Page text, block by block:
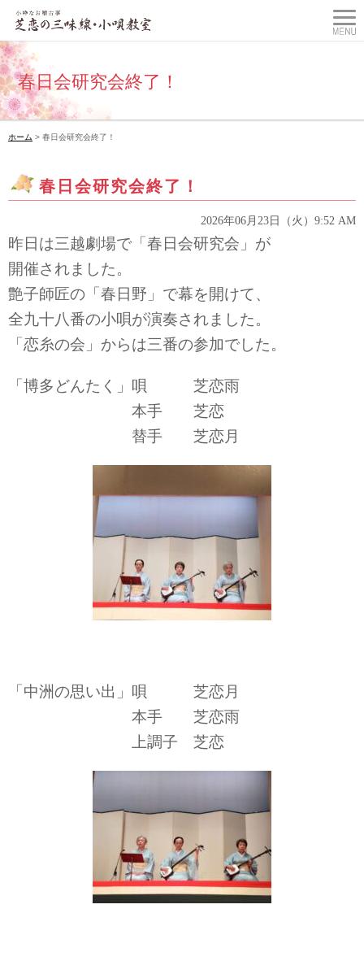
春日会研究会終了！
ホーム > 春日会研究会終了！
春日会研究会終了！
2026年06月23日（火）9:52 AM
昨日は三越劇場で「春日会研究会」が
開催されました。
艶子師匠の「春日野」で幕を開けて、
全九十八番の小唄が演奏されました。
「恋糸の会」からは三番の参加でした。
「博多どんたく」唄 芝恋雨
本手 芝恋
替手 芝恋月
「中洲の思い出」唄 芝恋月
本手 芝恋雨
上調子 芝恋